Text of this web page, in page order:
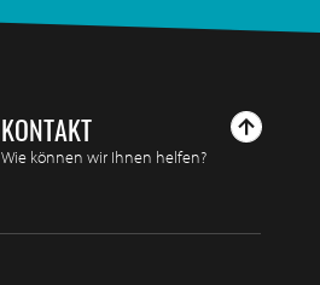
KONTAKT
Wie können wir Ihnen helfen?